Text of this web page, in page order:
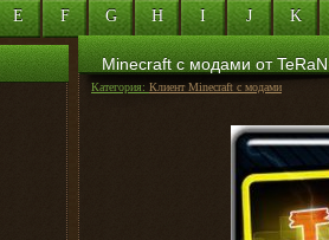
E F G H I J K
Minecraft с модами от
Категория: Клиент Minecraft с модами